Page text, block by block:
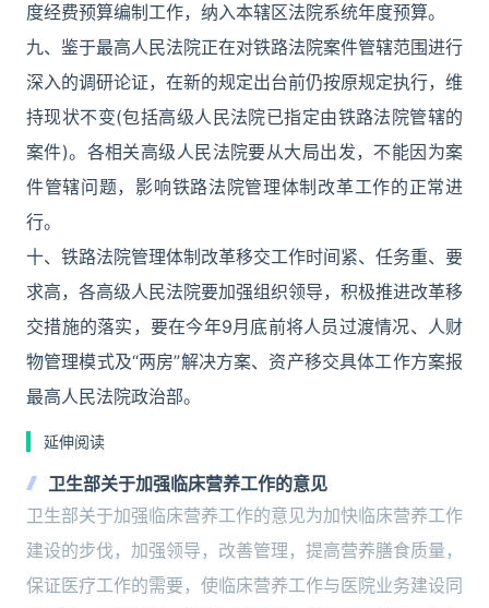
度经费预算编制工作，纳入本辖区法院系统年度预算。
九、鉴于最高人民法院正在对铁路法院案件管辖范围进行
深入的调研论证，在新的规定出台前仍按原规定执行，维
持现状不变(包括高级人民法院已指定由铁路法院管辖的
案件)。各相关高级人民法院要从大局出发，不能因为案
件管辖问题，影响铁路法院管理体制改革工作的正常进
行。
十、铁路法院管理体制改革移交工作时间紧、任务重、要
求高，各高级人民法院要加强组织领导，积极推进改革移
交措施的落实，要在今年9月底前将人员过渡情况、人财
物管理模式及“两房”解决方案、资产移交具体工作方案报
最高人民法院政治部。
延伸阅读
卫生部关于加强临床营养工作的意见
卫生部关于加强临床营养工作的意见为加快临床营养工作
建设的步伐，加强领导，改善管理，提高营养膳食质量，
保证医疗工作的需要，使临床营养工作与医院业务建设同